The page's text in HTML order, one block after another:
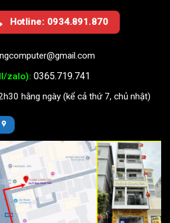
Hotline: 0934.891.870
zalo): 0365.719.741
hằng ngày (kể cả thứ 7, chủ nhật)